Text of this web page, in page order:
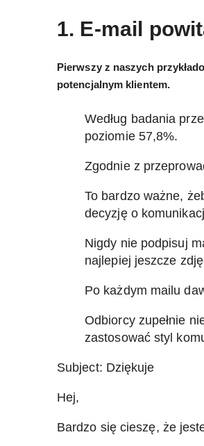
1. E-mail
Pierwszy z naszych
potencjalnym klientem.
Według badania
poziomie 57,8%.
Zgodnie z
To bardzo ważne,
decyzję o
Nigdy nie podpisuj
najlepiej jeszcze
Po każdym mailu
Odbiorcy zupełnie
zastosować styl
Subject: Dziękuje
Hej,
Bardzo się cieszę, że